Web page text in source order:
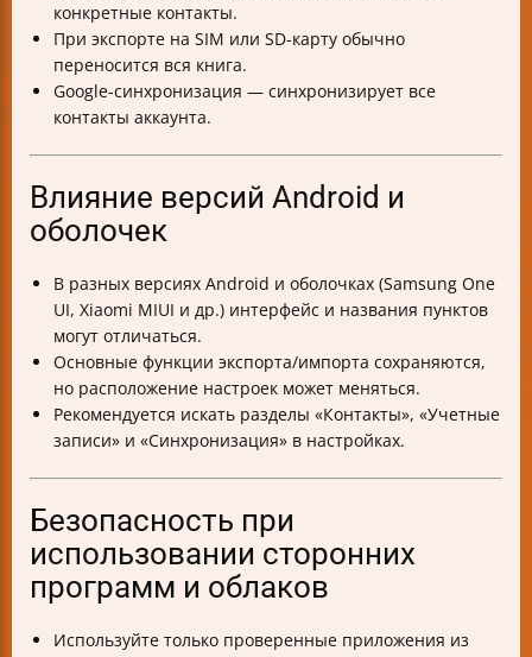
конкретные контакты.
При экспорте на SIM или SD-карту обычно
переносится вся книга.
Google-синхронизация — синхронизирует все
контакты аккаунта.
Влияние версий Android и
оболочек
В разных версиях Android и оболочках (Samsung One
UI, Xiaomi MIUI и др.) интерфейс и названия пунктов
могут отличаться.
Основные функции экспорта/импорта сохраняются,
но расположение настроек может меняться.
Рекомендуется искать разделы «Контакты», «Учетные
записи» и «Синхронизация» в настройках.
Безопасность при
использовании сторонних
программ и облаков
Используйте только проверенные приложения из